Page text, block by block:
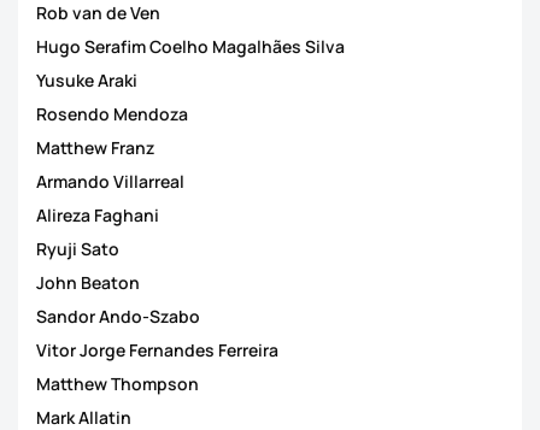
Rob van de Ven
Hugo Serafim Coelho Magalhães Silva
Yusuke Araki
Rosendo Mendoza
Matthew Franz
Armando Villarreal
Alireza Faghani
Ryuji Sato
John Beaton
Sandor Ando-Szabo
Vitor Jorge Fernandes Ferreira
Matthew Thompson
Mark Allatin